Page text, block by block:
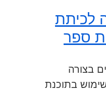
לכיתת
ספר
בצורה
בתוכנת